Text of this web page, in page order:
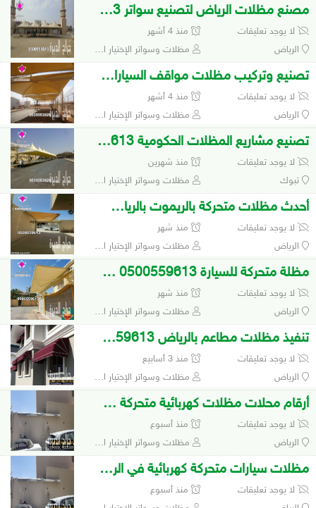
مصنع مظلات الرياض لتصنيع سواتر 0500559613
لا يوجد تعليقات
منذ 4 أشهر
الرياض
مظلات وسواتر الإختيار الأول 0500559613 لتفيذ مشاريع المظلات والهناجر
تصنيع وتركيب مظلات مواقف السيارات 0548682241
لا يوجد تعليقات
منذ 4 أشهر
الرياض
مظلات وسواتر الإختيار الأول 0500559613 لتفيذ مشاريع المظلات والهناجر
تصنيع مشاريع المظلات الحكومية 0500559613
لا يوجد تعليقات
منذ شهرين
تبوك
مظلات وسواتر الإختيار الأول 0500559613 لتفيذ مشاريع المظلات والهناجر
أحدث مظلات متحركة بالريموت بالرياض 0500559613
لا يوجد تعليقات
منذ شهر
الرياض
مظلات وسواتر الإختيار الأول 0500559613 لتفيذ مشاريع المظلات والهناجر
مظلة متحركة للسيارة 0500559613 مظلات متحركة
لا يوجد تعليقات
منذ شهر
الرياض
مظلات وسواتر الإختيار الأول 0500559613 لتفيذ مشاريع المظلات والهناجر
تنفيذ مظلات مطاعم بالرياض 0500559613
لا يوجد تعليقات
منذ 3 أسابيع
الرياض
مظلات وسواتر الإختيار الأول 0500559613 لتفيذ مشاريع المظلات والهناجر
أرقام محلات مظلات كهربائية متحركة 0500559613
لا يوجد تعليقات
منذ أسبوع
الرياض
مظلات وسواتر الإختيار الأول 0500559613 لتفيذ مشاريع المظلات والهناجر
مظلات سيارات متحركة كهربائية في الرياض
لا يوجد تعليقات
منذ أسبوع